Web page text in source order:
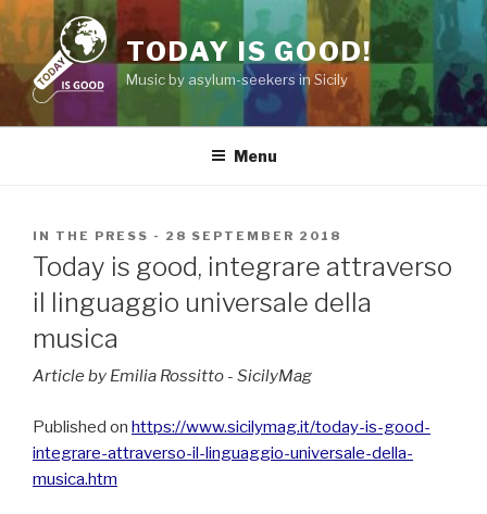
Skip
to
content
TODAY IS GOOD!
Music by asylum-seekers in Sicily
Menu
IN THE PRESS - POSTED
28 SEPTEMBER 2018
Today is good, integrare attraverso
il linguaggio universale della
musica
Article by Emilia Rossitto - SicilyMag
Published on https://www.sicilymag.it/today-is-good-
integrare-attraverso-il-linguaggio-universale-della-
musica.htm